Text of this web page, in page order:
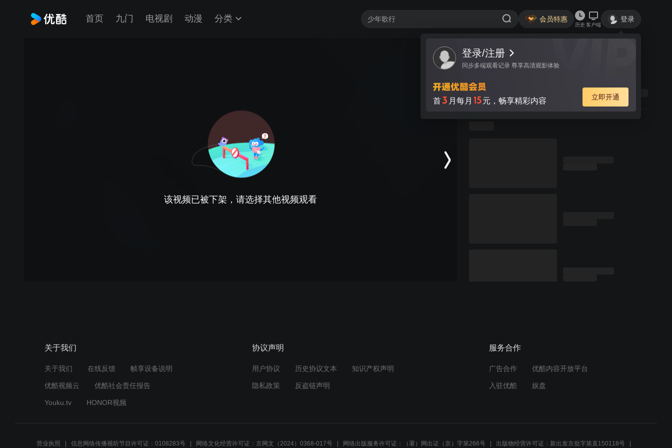
首页 九门 电视剧 动漫 分类 会员特惠
历史 客户端
登录
登录/注册
同步多端观看记录 尊享高清观影体验
首3 月每月 15元，畅享精彩内容 立即开通
该视频已被下架，请选择其他视频观看
关于我们
关于我们 在线反馈 帧享设备说明
优酷视频云 优酷社会责任报告
Youku.tv HONOR视频
协议声明
用户协议 历史协议文本 知识产权声明
隐私政策 反盗链声明
服务合作
广告合作 优酷内容开放平台
入驻优酷 娱盘
营业执照 信息网络传播视听节目许可证：0108283号 网络文化经营许可证：京网文（2024）0368-017号 网络出版服务许可证：（署）网出证（京）字第266号 出版物经营许可证：新出发京批字第直150118号